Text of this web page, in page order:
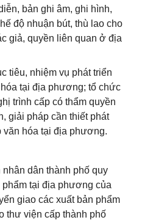
bản ghi âm, ghi hình,
độ nhuận bút, thù lao cho
giả, quyền liên quan ở địa
tiêu, nhiệm vụ phát triển
tại địa phương; tổ chức
trình cấp có thẩm quyền
giải pháp cần thiết phát
văn hóa tại địa phương.
dân thành phố quy
tại địa phương của
giao các xuất bản phẩm
thư viện cấp thành phố